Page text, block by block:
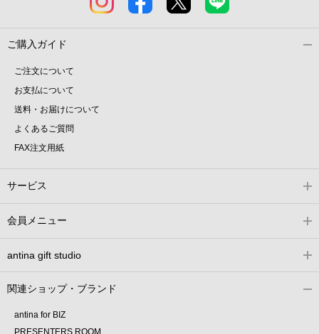
ご購入ガイド
ご注文について
お支払について
送料・お届けについて
よくあるご質問
FAX注文用紙
サービス
会員メニュー
antina gift studio
関連ショップ・ブランド
antina for BIZ
PRESENTERS ROOM